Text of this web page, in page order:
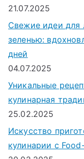
21.07.2025
Свежие идеи для
зеленью:
дней
04.07.2025
Уникальные
кулинарная
25.02.2025
Искусство
кулинарии с